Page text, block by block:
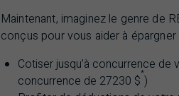
Maintenant, imaginez le genre de
conçus pour vous aider à
Cotiser jusqu’à concurrence de
concurrence de 27230 $*)